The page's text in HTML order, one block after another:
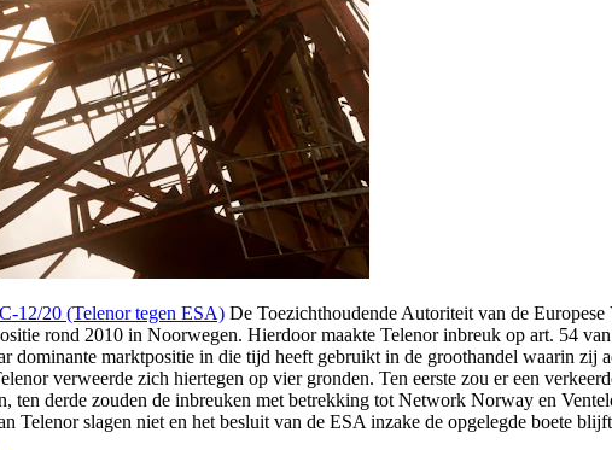
12/20 (Telenor tegen ESA) De Toezichthoudende Autoriteit van de
rond 2010 in Noorwegen. Hierdoor maakte Telenor inbreuk op art. 54
dominante marktpositie in die tijd heeft gebruikt in de groothandel waarin zij
verweerde zich hiertegen op vier gronden. Ten eerste zou er een
ten derde zouden de inbreuken met betrekking tot Network Norway en
Telenor slagen niet en het besluit van de ESA inzake de opgelegde boete